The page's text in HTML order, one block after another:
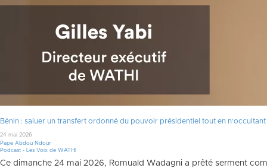
Bénin : saluer un transfert ordonné du pouvoir présidentiel tout en
24 mai 2026
Pape Abdou Ndour
Podcast - Les Voix de WATHI
Ce dimanche 24 mai 2026, Romuald Wadagni a prêté serment